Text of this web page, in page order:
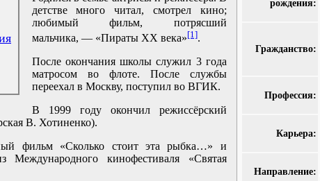
рождения:
Гражданство:
Профессия:
Карьера:
Направление:
детстве много читал, смотрел кино;
любимый фильм, потрясший
мальчика, — «Пираты ХХ века»[1].
После окончания школы служил 3 года
матросом во флоте. После службы
переехал в Москву, поступил во ВГИК.
В 1999 году окончил режиссёрский
В. Хотиненко).
фильм «Сколько стоит эта рыбка…» и
Международного кинофестиваля «Святая